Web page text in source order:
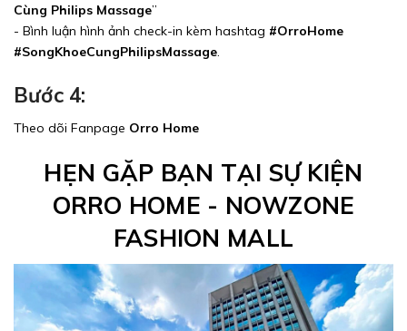
Cùng Philips Massage”
- Bình luận hình ảnh check-in kèm hashtag #OrroHome
#SongKhoeCungPhilipsMassage.
Bước 4:
Theo dõi Fanpage Orro Home
HẸN GẶP BẠN TẠI SỰ KIỆN
ORRO HOME - NOWZONE
FASHION MALL